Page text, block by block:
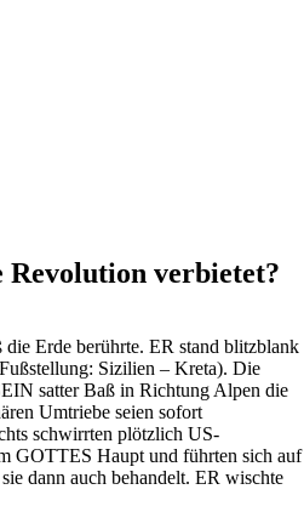
Revolution verbietet?
Erde berührte. ER stand blitzblank
Sizilien – Kreta). Die
satter Baß in Richtung Alpen die
Umtriebe seien sofort
schwirrten plötzlich US-
GOTTES Haupt und führten sich auf
dann auch behandelt. ER wischte